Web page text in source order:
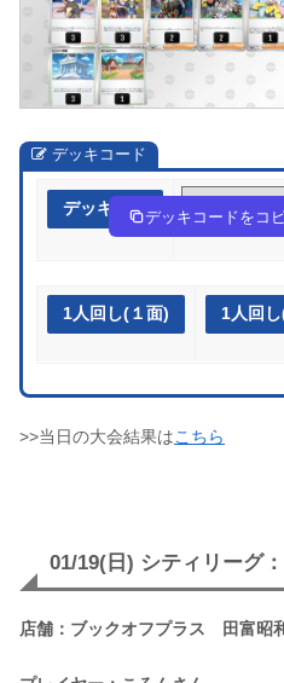
デッキコード
デッキ作成 NgLHnn-
デッキコードをコピ
1人回し(１面) 1人回
>>当日の大会結果はこちら
01/19(日) シティリーグ：
店舗：ブックオフプラス 田富昭